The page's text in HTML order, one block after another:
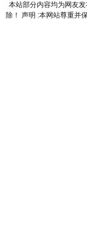
本站部分内容均为网友
除！ 声明 :本网站尊重并